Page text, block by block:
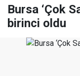
Bursa ‘Çok
birinci oldu